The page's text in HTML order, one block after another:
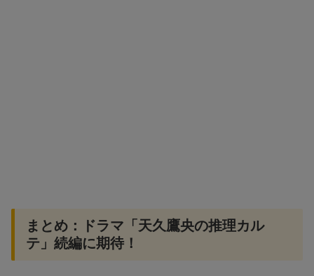
まとめ：ドラマ「天久鷹央の推理カル
テ」続編に期待！